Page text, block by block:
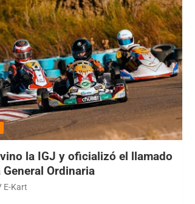
la IGJ y oficializó el llamado
Ordinaria
E-Kart